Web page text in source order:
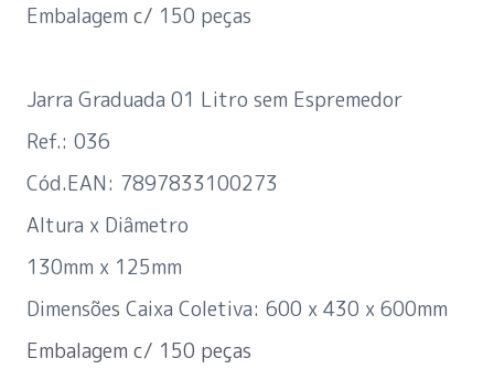
Embalagem c/ 150 peças
Jarra Graduada 01 Litro sem Espremedor
Ref.: 036
Cód.EAN: 7897833100273
Altura x Diâmetro
130mm x 125mm
Dimensões Caixa Coletiva: 600 x 430 x 600mm
Embalagem c/ 150 peças